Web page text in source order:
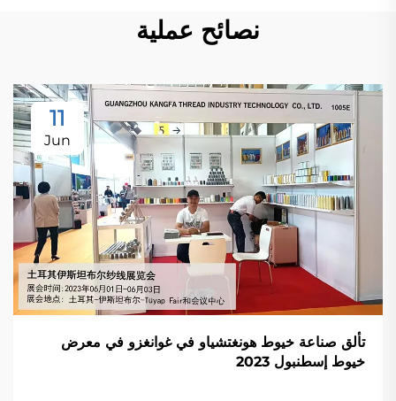
نصائح عملية
11
Jun
تألق صناعة خيوط هونغتشياو في غوانغزو في معرض
خيوط إسطنبول 2023